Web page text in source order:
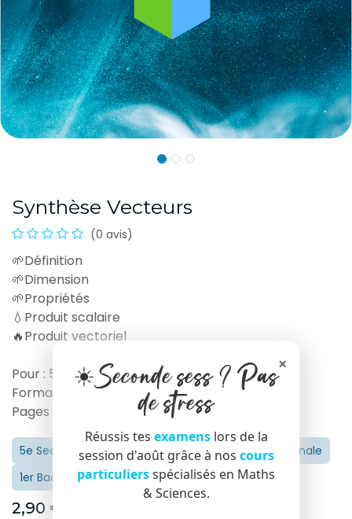
Synthèse Vecteurs
(0 avis)
🌱Définition
🌱Dimension
🌱Propriétés
💧Produit scalaire
🔥Produit vectoriel
Pour : 5-6e Secondaires & 1e Bachelier 🎓
Format : PDF
Pages : 8 (Théorie)
5e Secondaire / Première
6e Secondaire / Terminale
1er Bachelier / Licence 1
2,90 €
×
☀️Seconde sess ? Pas
de stress
Réussis tes examenslors de la
session d'août grâce à nos cours
particuliersspécialisés en Maths
& Sciences.